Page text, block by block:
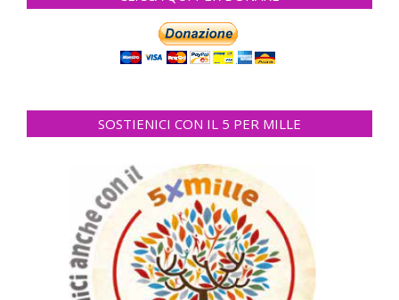
SOSTIENICI CON IL 5 PER MILLE